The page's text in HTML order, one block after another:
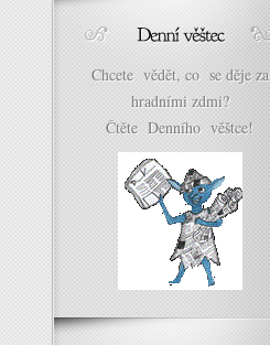
Chcete vědět, co se děje za
hradními zdmi?
Čtěte Denního věštce!